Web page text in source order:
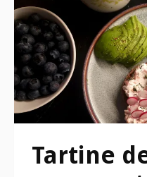
Tartine